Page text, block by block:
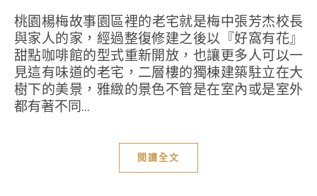
桃園楊梅故事園區裡的老宅就是梅中張芳杰校長
與家人的家，經過整復修建之後以『好窩有花』
甜點咖啡館的型式重新開放，也讓更多人可以一
見這有味道的老宅，二層樓的獨棟建築駐立在大
樹下的美景，雅緻的景色不管是在室內或是室外
都有著不同...
閱讀全文